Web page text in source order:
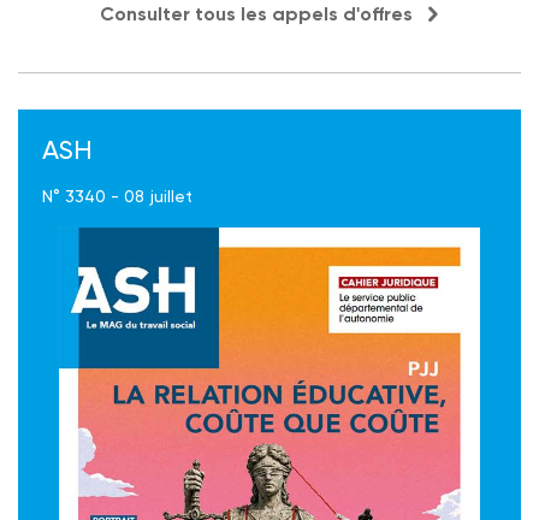
Consulter tous les appels d'offres
ASH
N° 3340 - 08 juillet